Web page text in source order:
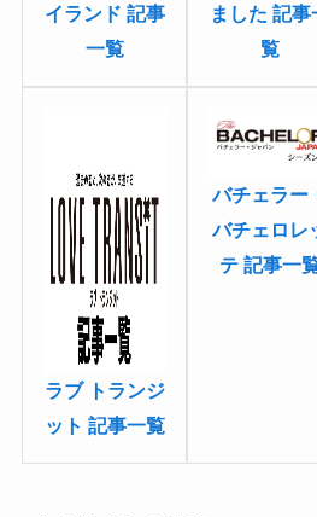
イランド 記事
一覧
ました 記事
覧
ラブ トランジ
ット 記事一覧
バチェラー
バチェロレ
テ 記事一